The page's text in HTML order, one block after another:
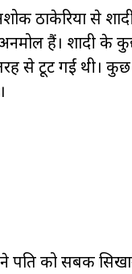
ठाकेरिया से
हैं। शादी के
तरह से टूट गईं थी।
पति को सबक